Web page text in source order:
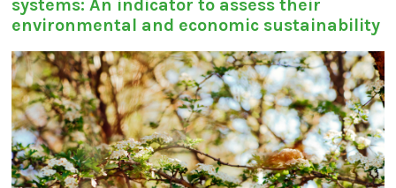
systems: An indicator to assess their
environmental and economic sustainability